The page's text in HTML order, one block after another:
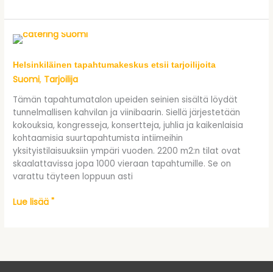
Helsinkiläinen tapahtumakeskus etsii tarjoilijoita
Suomi, Tarjoilija
Tämän tapahtumatalon upeiden seinien sisältä löydät
tunnelmallisen kahvilan ja viinibaarin. Siellä järjestetään
kokouksia, kongresseja, konsertteja, juhlia ja kaikenlaisia
kohtaamisia suurtapahtumista intiimeihin
yksityistilaisuuksiin ympäri vuoden. 2200 m2:n tilat ovat
skaalattavissa jopa 1000 vieraan tapahtumille. Se on
varattu täyteen loppuun asti
Helsinkiläinen tapahtumakeskus etsii tarjoilijoita
Lue lisää "